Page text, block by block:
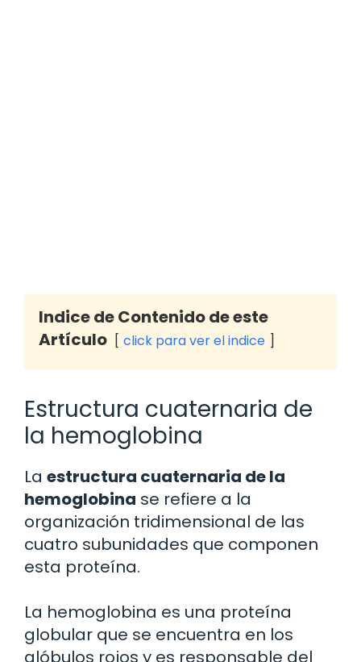
Indice de Contenido de este
Artículo
click para ver el indice
Estructura cuaternaria de
la hemoglobina
La estructura cuaternaria de la
hemoglobina se refiere a la
organización tridimensional de las
cuatro subunidades que componen
esta proteína.
La hemoglobina es una proteína
globular que se encuentra en los
glóbulos rojos y es responsable del